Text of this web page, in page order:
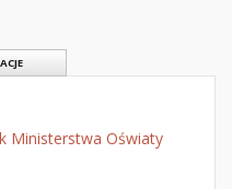
Ministerstwa Oświaty